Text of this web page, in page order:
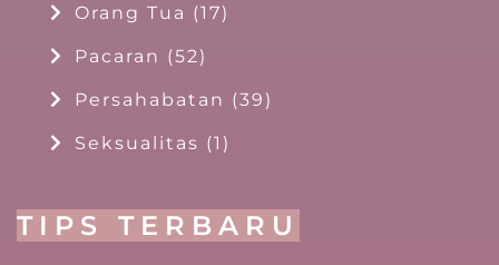
Orang Tua (17)
Pacaran (52)
Persahabatan (39)
Seksualitas (1)
TIPS TERBARU